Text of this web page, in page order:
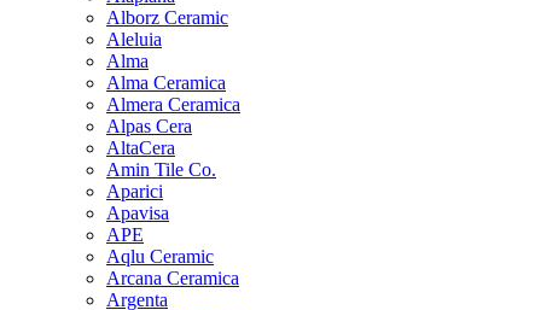
Alborz Ceramic
Aleluia
Alma
Alma Ceramica
Almera Ceramica
Alpas Cera
AltaCera
Amin Tile Co.
Aparici
Apavisa
APE
Aqlu Ceramic
Arcana Ceramica
Argenta